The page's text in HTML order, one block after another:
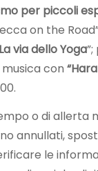
per piccoli
on the
via dello Yoga
con
o di allerta
annullati,
le